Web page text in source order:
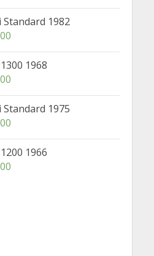
Standard 1982
1968
Standard 1975
1966